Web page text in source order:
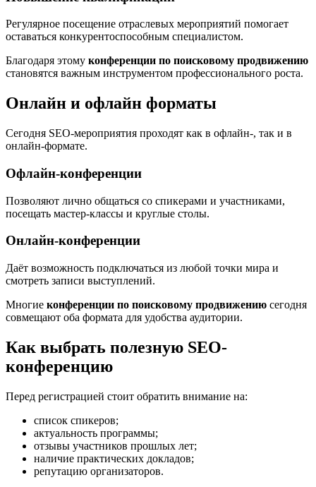
Регулярное посещение отраслевых мероприятий помогает
оставаться конкурентоспособным специалистом.
Благодаря этому конференции по поисковому продвижению
становятся важным инструментом профессионального роста.
Онлайн и офлайн форматы
Сегодня SEO-мероприятия проходят как в офлайн-, так и в
онлайн-формате.
Офлайн-конференции
Позволяют лично общаться со спикерами и участниками,
посещать мастер-классы и круглые столы.
Онлайн-конференции
Даёт возможность подключаться из любой точки мира и
смотреть записи выступлений.
Многие конференции по поисковому продвижению сегодня
совмещают оба формата для удобства аудитории.
Как выбрать полезную SEO-
конференцию
Перед регистрацией стоит обратить внимание на:
список спикеров;
актуальность программы;
отзывы участников прошлых лет;
наличие практических докладов;
репутацию организаторов.